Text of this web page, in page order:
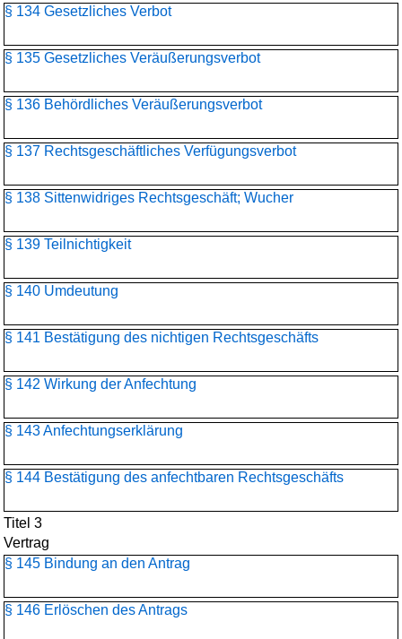
§ 134 Gesetzliches Verbot
§ 135 Gesetzliches Veräußerungsverbot
§ 136 Behördliches Veräußerungsverbot
§ 137 Rechtsgeschäftliches Verfügungsverbot
§ 138 Sittenwidriges Rechtsgeschäft; Wucher
§ 139 Teilnichtigkeit
§ 140 Umdeutung
§ 141 Bestätigung des nichtigen Rechtsgeschäfts
§ 142 Wirkung der Anfechtung
§ 143 Anfechtungserklärung
§ 144 Bestätigung des anfechtbaren Rechtsgeschäfts
Titel 3
Vertrag
§ 145 Bindung an den Antrag
§ 146 Erlöschen des Antrags